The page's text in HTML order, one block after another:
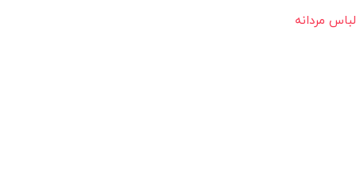
لباس مردانه